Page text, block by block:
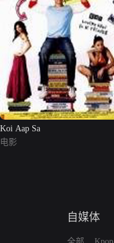
Koi Aap Sa
电影
自媒体